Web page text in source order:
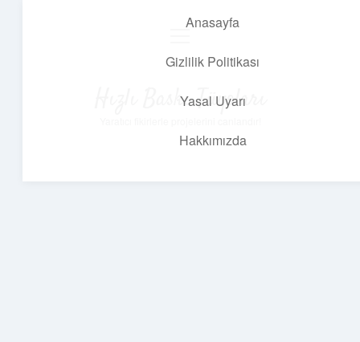
Anasayfa
Gizlilik Politikası
Yasal Uyarı
Hakkımızda
Hızlı Baskı Tüyoları